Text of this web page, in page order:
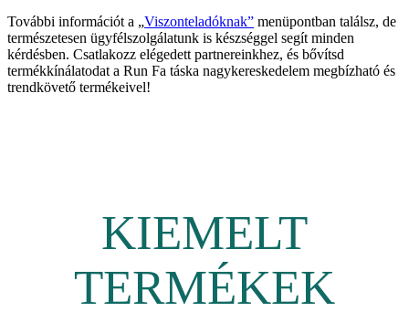
További információt a „Viszonteladóknak” menüpontban találsz, de
természetesen ügyfélszolgálatunk is készséggel segít minden
kérdésben. Csatlakozz elégedett partnereinkhez, és bővítsd
termékkínálatodat a Run Fa táska nagykereskedelem megbízható és
trendkövető termékeivel!
KIEMELT
TERMÉKEK